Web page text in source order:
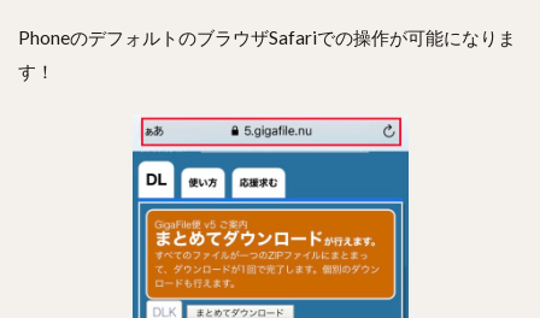
PhoneのデフォルトのブラウザSafariでの操作が可能になりま
す！